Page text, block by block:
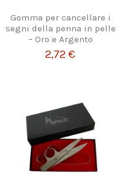
Gomma per cancellare i
segni della penna in pelle
– Oro e Argento
2,72 €